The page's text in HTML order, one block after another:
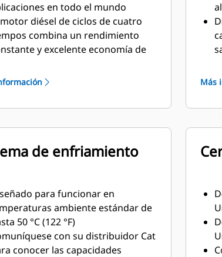
en todo el mundo
diésel de ciclos de cuatro
combina un rendimiento
y excelente economía de
Más
de enfriamiento
para funcionar en
ambiente estándar de
50 °C (122 °F)
con su distribuidor Cat
conocer las capacidades